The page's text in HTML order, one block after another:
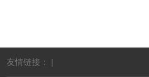
友情链接： |